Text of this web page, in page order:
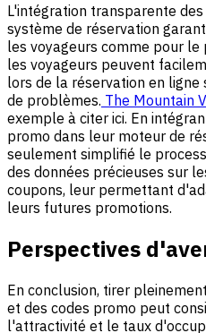
L'intégration transparente
système de réservation
les voyageurs comme pour le
les voyageurs peuvent
lors de la réservation en
de problèmes. The Mountain
exemple à citer ici. En
promo dans leur moteur de
seulement simplifié le
des données précieuses sur
coupons, leur permettant
leurs futures promotions.
Perspectives
En conclusion, tirer
et des codes promo peut
l'attractivité et le taux